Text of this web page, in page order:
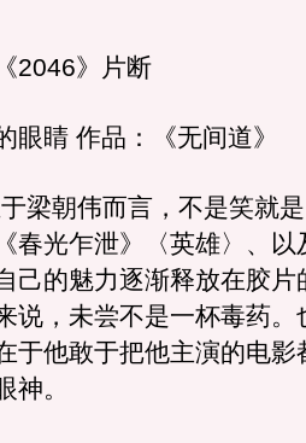
》片断
睛 作品：《无间道》
朝伟而言，不是笑就是
春光乍泄》〈英雄〉、
己的魅力逐渐释放在胶片
说，未尝不是一杯毒药。
于他敢于把他主演的电影
神。